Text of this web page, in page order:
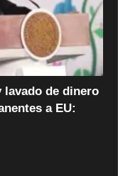
lavado de dinero
a EU: